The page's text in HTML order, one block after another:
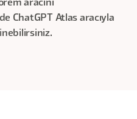
aracını
ChatGPT Atlas aracıyla